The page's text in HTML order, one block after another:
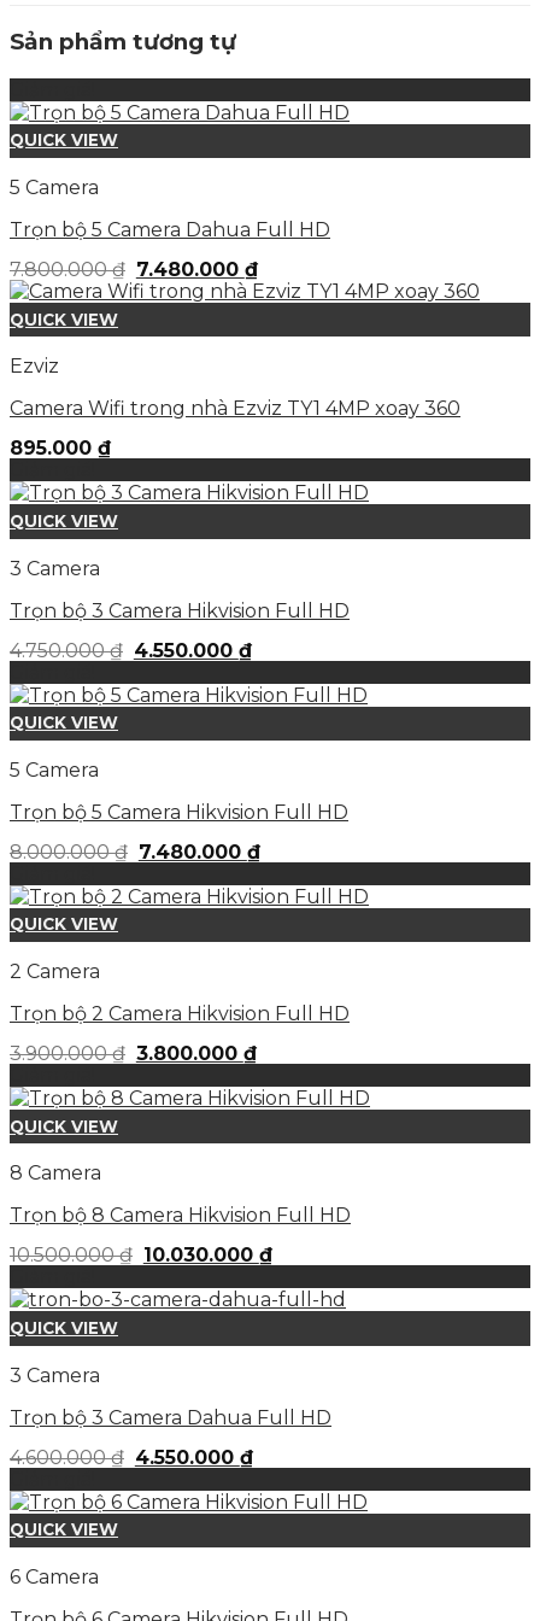
Sản phẩm tương tự
QUICK VIEW
5 Camera
Trọn bộ 5 Camera Dahua Full HD
7.800.000₫ Giá
gốc
là:
7.480.000 ₫Giá
hiện
tại
QUICK VIEW
Ezviz
Camera Wifi trong nhà Ezviz TY1 4MP xoay 360
895.000 ₫
QUICK VIEW
3 Camera
Trọn bộ 3 Camera Hikvision Full HD
4.750.000₫ Giá
gốc
là:
4.750.000 ₫.
4.550.000 ₫Giá
hiện
tại
là:
QUICK VIEW
5 Camera
Trọn bộ 5 Camera Hikvision Full HD
8.000.000₫ Giá
gốc
là:
8.000.000 ₫.
7.480.000 ₫Giá
hiện
tại
là:
QUICK VIEW
2 Camera
Trọn bộ 2 Camera Hikvision Full HD
3.900.000₫ Giá
gốc
là:
3.900.000 ₫.
3.800.000 ₫Giá
hiện
tại
là:
QUICK VIEW
8 Camera
Trọn bộ 8 Camera Hikvision Full HD
10.500.000₫ Giá
là:
10.500.000 ₫.
10.030.000 ₫Giá
tại
là:
QUICK VIEW
3 Camera
Trọn bộ 3 Camera Dahua Full HD
4.600.000₫ Giá
gốc
là:
4.600.000 ₫.
4.550.000 ₫Giá
hiện
tại
là:
QUICK VIEW
6 Camera